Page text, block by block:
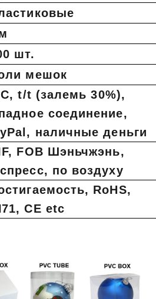
шт.
мешок
t/t (залемь 30%),
соединение,
наличные деньги
FOB Шэньчжэнь,
по воздуху
RoHS,
CE etc